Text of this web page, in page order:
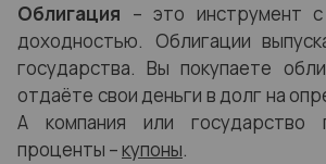
Облигация – это инструмент с
доходностью. Облигации
государства. Вы покупаете
отдаёте свои деньги в долг на
А компания или государство
проценты –купоны.